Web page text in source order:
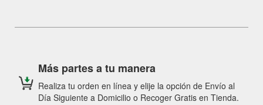
Más partes a tu manera
Realiza tu orden en línea y elije la opción de Envío al
Día Siguiente a Domicilio o Recoger Gratis en Tienda.